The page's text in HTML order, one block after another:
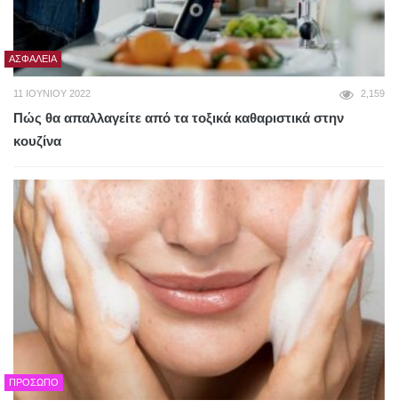
ΑΣΦΆΛΕΙΑ
11 ΙΟΥΝΊΟΥ 2022 2,159
Πώς θα απαλλαγείτε από τα τοξικά καθαριστικά στην
κουζίνα
ΠΡΌΣΩΠΟ